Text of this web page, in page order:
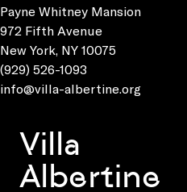
Payne Whitney Mansion
972 Fifth Avenue
New York, NY 10075
(929) 526-1093
info@villa-albertine.org
Villa
Albertine